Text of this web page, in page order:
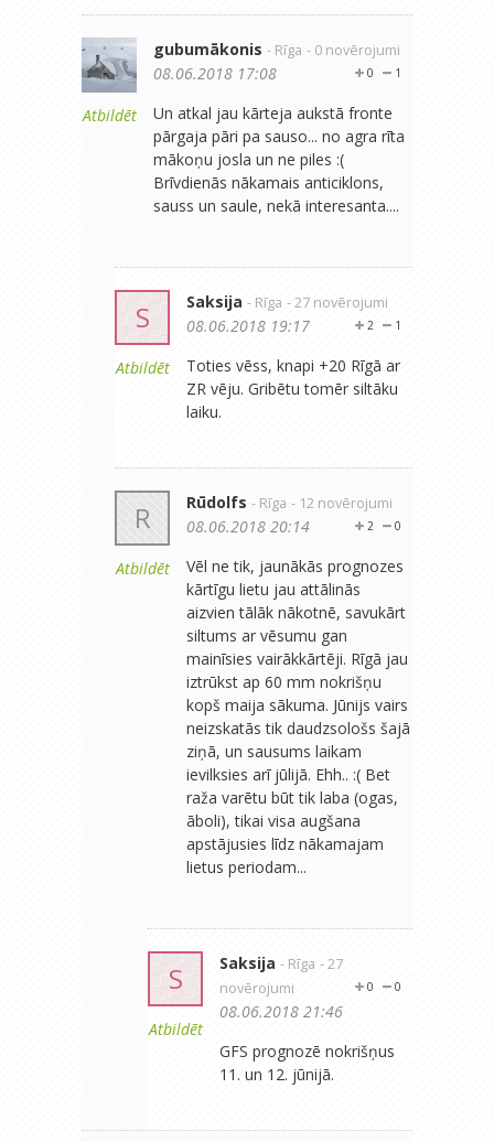
Atbildēt
gubumākonis - Rīga - 0 novērojumi
1
0
08.06.2018 17:08
Un atkal jau kārteja aukstā fronte
pārgaja pāri pa sauso... no agra rīta
mākoņu josla un ne piles :(
Brīvdienās nākamais anticiklons,
sauss un saule, nekā interesanta....
S
Atbildēt
Saksija - Rīga - 27 novērojumi
1
2
08.06.2018 19:17
Toties vēss, knapi +20 Rīgā ar
ZR vēju. Gribētu tomēr siltāku
laiku.
R
Atbildēt
Rūdolfs - Rīga - 12 novērojumi
0
2
08.06.2018 20:14
Vēl ne tik, jaunākās prognozes
kārtīgu lietu jau attālinās
aizvien tālāk nākotnē, savukārt
siltums ar vēsumu gan
mainīsies vairākkārtēji. Rīgā jau
iztrūkst ap 60 mm nokrišņu
kopš maija sākuma. Jūnijs vairs
neizskatās tik daudzsološs šajā
ziņā, un sausums laikam
ievilksies arī jūlijā. Ehh.. :( Bet
raža varētu būt tik laba (ogas,
āboli), tikai visa augšana
apstājusies līdz nākamajam
lietus periodam...
S
Atbildēt
Saksija - Rīga - 27
novērojumi
0
0
08.06.2018 21:46
GFS prognozē nokrišņus
11. un 12. jūnijā.